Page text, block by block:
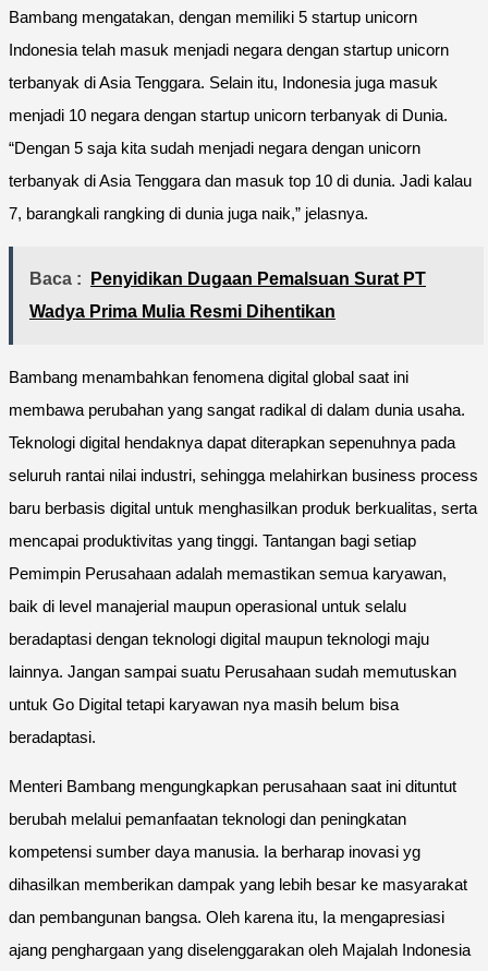
Bambang mengatakan, dengan memiliki 5 startup unicorn
Indonesia telah masuk menjadi negara dengan startup unicorn
terbanyak di Asia Tenggara. Selain itu, Indonesia juga masuk
menjadi 10 negara dengan startup unicorn terbanyak di Dunia.
“Dengan 5 saja kita sudah menjadi negara dengan unicorn
terbanyak di Asia Tenggara dan masuk top 10 di dunia. Jadi kalau
7, barangkali rangking di dunia juga naik,” jelasnya.
Baca :
Penyidikan Dugaan Pemalsuan Surat PT
Wadya Prima Mulia Resmi Dihentikan
Bambang menambahkan fenomena digital global saat ini
membawa perubahan yang sangat radikal di dalam dunia usaha.
Teknologi digital hendaknya dapat diterapkan sepenuhnya pada
seluruh rantai nilai industri, sehingga melahirkan business process
baru berbasis digital untuk menghasilkan produk berkualitas, serta
mencapai produktivitas yang tinggi. Tantangan bagi setiap
Pemimpin Perusahaan adalah memastikan semua karyawan,
baik di level manajerial maupun operasional untuk selalu
beradaptasi dengan teknologi digital maupun teknologi maju
lainnya. Jangan sampai suatu Perusahaan sudah memutuskan
untuk Go Digital tetapi karyawan nya masih belum bisa
beradaptasi.
Menteri Bambang mengungkapkan perusahaan saat ini dituntut
berubah melalui pemanfaatan teknologi dan peningkatan
kompetensi sumber daya manusia. Ia berharap inovasi yg
dihasilkan memberikan dampak yang lebih besar ke masyarakat
dan pembangunan bangsa. Oleh karena itu, Ia mengapresiasi
ajang penghargaan yang diselenggarakan oleh Majalah Indonesia